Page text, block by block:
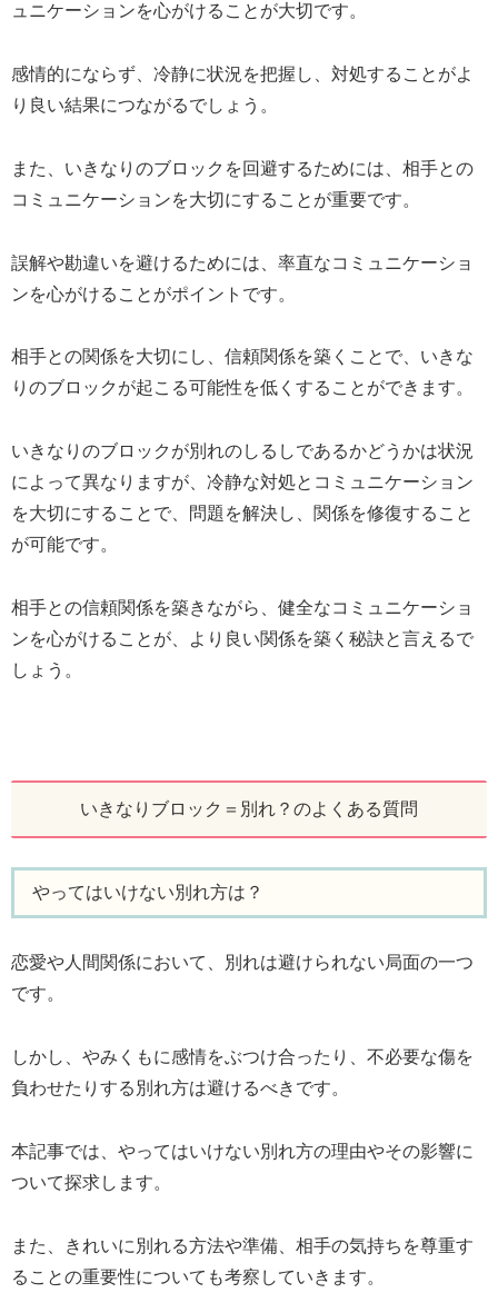
ュニケーションを心がけることが大切です。
感情的にならず、冷静に状況を把握し、対処することがよ
り良い結果につながるでしょう。
また、いきなりのブロックを回避するためには、相手との
コミュニケーションを大切にすることが重要です。
誤解や勘違いを避けるためには、率直なコミュニケーショ
ンを心がけることがポイントです。
相手との関係を大切にし、信頼関係を築くことで、いきな
りのブロックが起こる可能性を低くすることができます。
いきなりのブロックが別れのしるしであるかどうかは状況
によって異なりますが、冷静な対処とコミュニケーション
を大切にすることで、問題を解決し、関係を修復すること
が可能です。
相手との信頼関係を築きながら、健全なコミュニケーショ
ンを心がけることが、より良い関係を築く秘訣と言えるで
しょう。
いきなりブロック＝別れ？のよくある質問
やってはいけない別れ方は？
恋愛や人間関係において、別れは避けられない局面の一つ
です。
しかし、やみくもに感情をぶつけ合ったり、不必要な傷を
負わせたりする別れ方は避けるべきです。
本記事では、やってはいけない別れ方の理由やその影響に
ついて探求します。
また、きれいに別れる方法や準備、相手の気持ちを尊重す
ることの重要性についても考察していきます。